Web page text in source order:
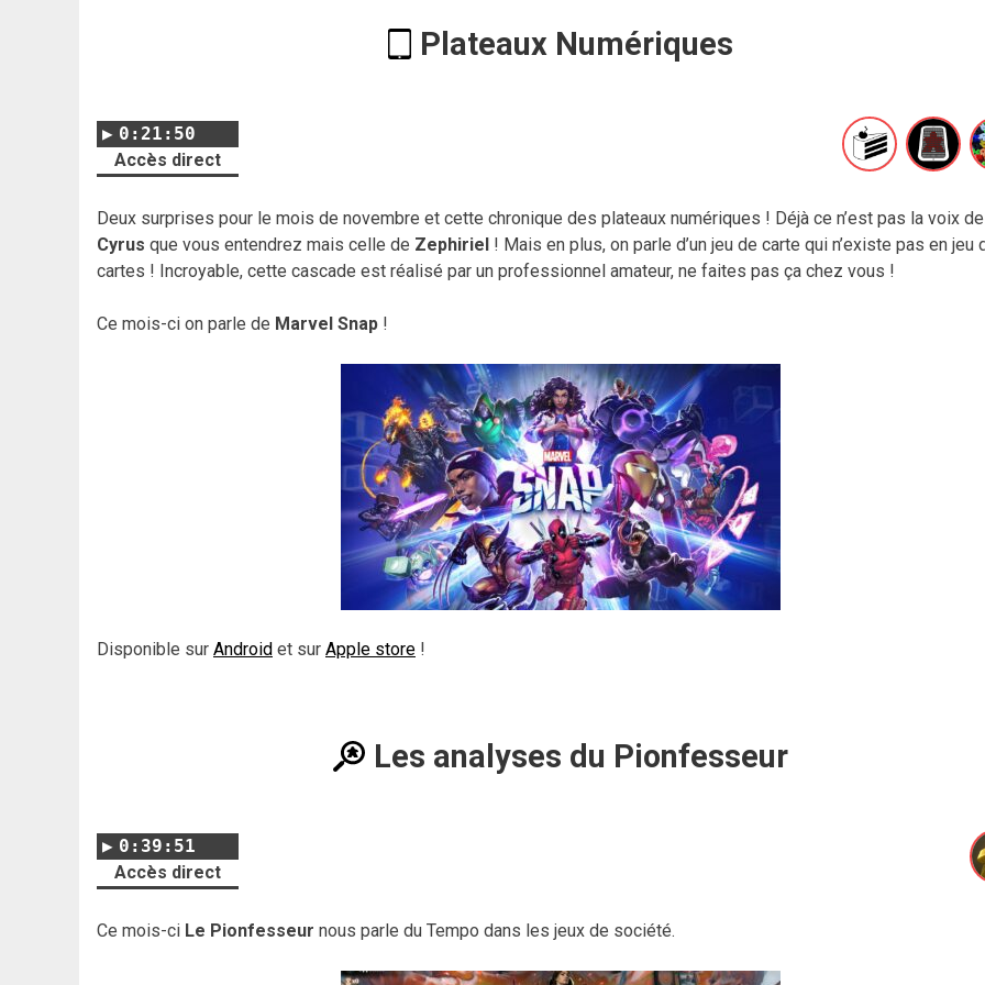
Plateaux Numériques
0:21:50
Accès direct
Deux surprises pour le mois de novembre et cette chronique des plateaux numériques ! Déjà ce n’est pas la voix de
Cyrus que vous entendrez mais celle de Zephiriel ! Mais en plus, on parle d’un jeu de carte qui n’existe pas en jeu
cartes ! Incroyable, cette cascade est réalisé par un professionnel amateur, ne faites pas ça chez vous !
Ce mois-ci on parle de Marvel Snap !
Disponible sur Android et sur Apple store !
Les analyses du Pionfesseur
0:39:51
Accès direct
Ce mois-ci Le Pionfesseur nous parle du Tempo dans les jeux de société.